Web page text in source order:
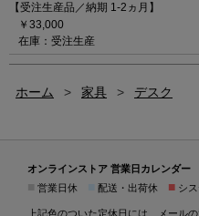
【受注生産品／納期 1-2ヵ月】
￥33,000
在庫：受注生産
ホーム > 家具 > デスク
オンラインストア 営業日カレンダー
営業日休 配送・出荷休 ■ シ
上記色のついた定休日には、メール